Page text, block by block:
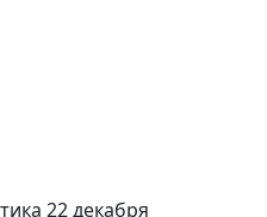
22 декабря